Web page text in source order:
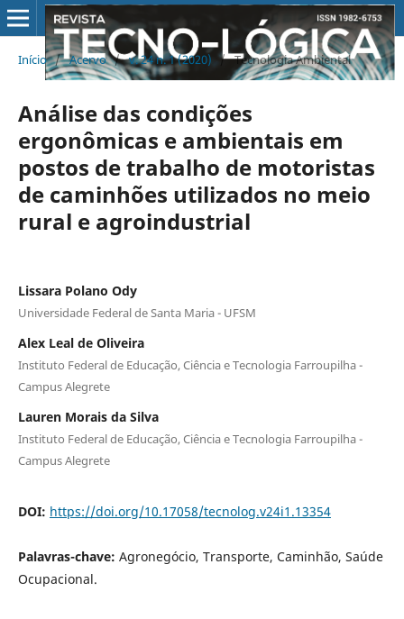
Início / Acervo / v. 24 n. 1 (2020) / Tecnologia Ambiental
Análise das condições
ergonômicas e ambientais em
postos de trabalho de motoristas
de caminhões utilizados no meio
rural e agroindustrial
Lissara Polano Ody
Universidade Federal de Santa Maria - UFSM
Alex Leal de Oliveira
Instituto Federal de Educação, Ciência e Tecnologia Farroupilha -
Campus Alegrete
Lauren Morais da Silva
Instituto Federal de Educação, Ciência e Tecnologia Farroupilha -
Campus Alegrete
DOI: https://doi.org/10.17058/tecnolog.v24i1.13354
Palavras-chave: Agronegócio, Transporte, Caminhão, Saúde
Ocupacional.